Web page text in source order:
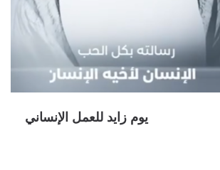
يوم زايد للعمل الإنساني